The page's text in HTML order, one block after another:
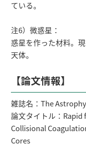
ている。
注6）微惑星：
惑星を作った材料。
天体。
【論文情報】
雑誌名：The
論文タイトル：
Collisional
Cores